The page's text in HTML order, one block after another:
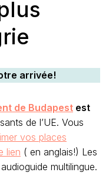
arrivée!
de Budapest est
de l’UE. Vous
vos places
lien ( en anglais!) Les
multilingue.